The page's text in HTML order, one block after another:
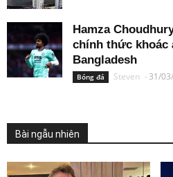
Hamza
chính thức khoác
Bangladesh
Bóng đá Steven - 31/
Bài ngẫu nhiên